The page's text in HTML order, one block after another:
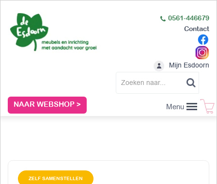
NAAR WEBSHOP >
0561-446679
Contact
Mijn Esdoorn
Menu
ZELF SAMENSTELLEN